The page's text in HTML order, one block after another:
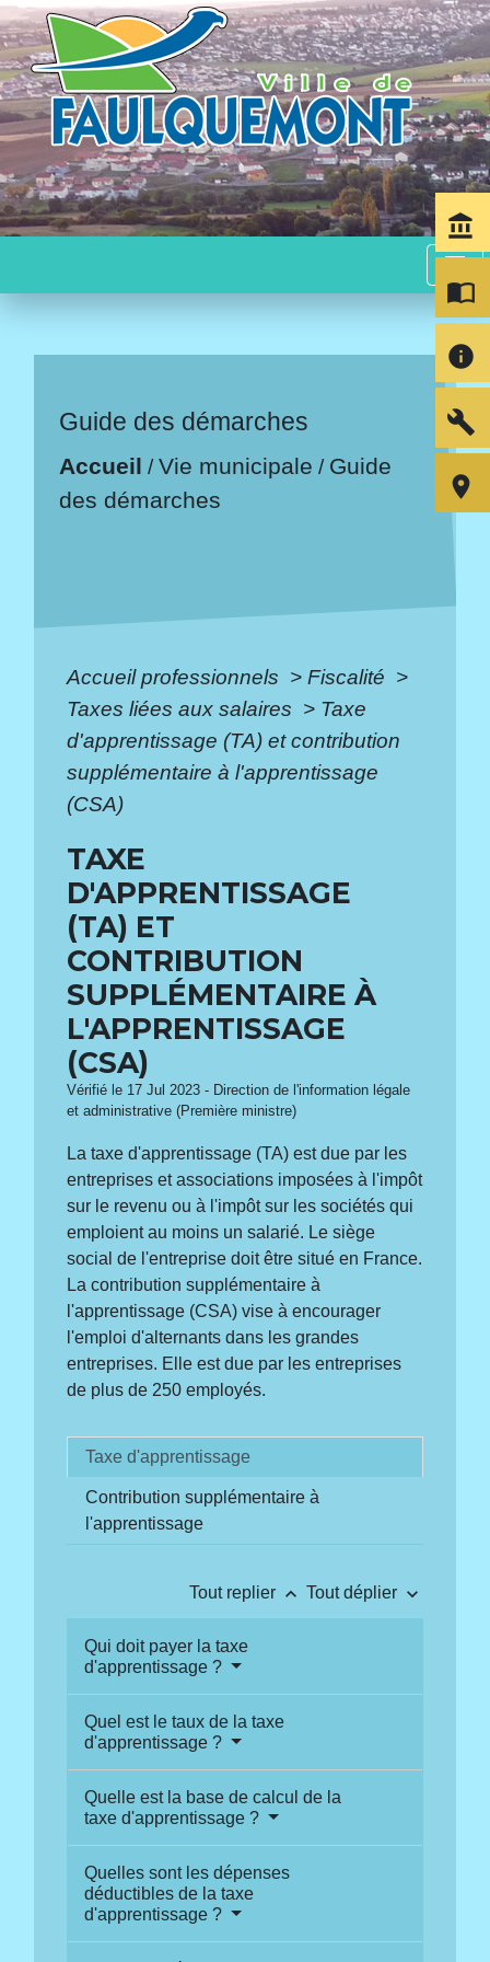
menu
Guide des démarches
Accueil /Vie municipale / Guide
des démarches
Accueil professionnels > Fiscalité >
Taxes liées aux salaires > Taxe
d'apprentissage (TA) et contribution
supplémentaire à l'apprentissage
(CSA)
TAXE
D'APPRENTISSAGE
(TA) ET
CONTRIBUTION
SUPPLÉMENTAIRE À
L'APPRENTISSAGE
(CSA)
Vérifié le 17 Jul 2023 - Direction de l'information légale
et administrative (Première ministre)
La taxe d'apprentissage (TA) est due par les
entreprises et associations imposées à l'impôt
sur le revenu ou à l'impôt sur les sociétés qui
emploient au moins un salarié. Le siège
social de l'entreprise doit être situé en France.
La contribution supplémentaire à
l'apprentissage (CSA) vise à encourager
l'emploi d'alternants dans les grandes
entreprises. Elle est due par les entreprises
de plus de 250 employés.
Taxe d'apprentissage
Contribution supplémentaire à
l'apprentissage
Tout replier keyboard_arrow_up Tout déplier keyboard_arrow_down
Qui doit payer la taxe
d'apprentissage ?
Quel est le taux de la taxe
d'apprentissage ?
Quelle est la base de calcul de la
taxe d'apprentissage ?
Quelles sont les dépenses
déductibles de la taxe
d'apprentissage ?
account_balance
import_contacts
info
build
room